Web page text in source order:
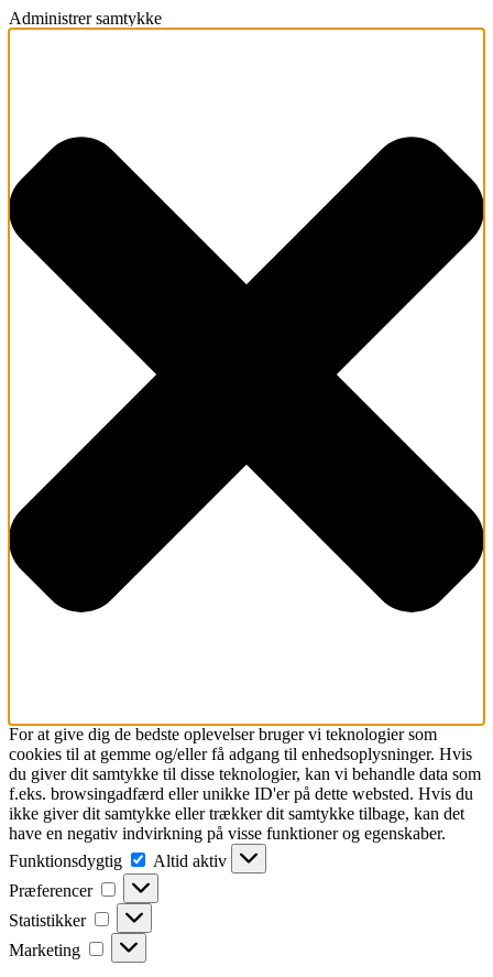
Administrer samtykke
For at give dig de bedste oplevelser bruger vi teknologier som
cookies til at gemme og/eller få adgang til enhedsoplysninger. Hvis
du giver dit samtykke til disse teknologier, kan vi behandle data som
f.eks. browsingadfærd eller unikke ID'er på dette websted. Hvis du
ikke giver dit samtykke eller trækker dit samtykke tilbage, kan det
have en negativ indvirkning på visse funktioner og egenskaber.
Funktionsdygtig
Funktionsdygtig
Altid aktiv
Præferencer
Præferencer
Statistikker Statistikker
Marketing Marketing